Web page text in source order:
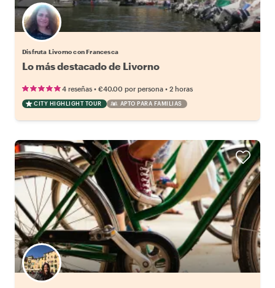
Disfruta Livorno con Francesca
Lo más destacado de Livorno
4 reseñas • €40.00 por persona • 2 horas
CITY HIGHLIGHT TOUR APTO PARA FAMILIAS